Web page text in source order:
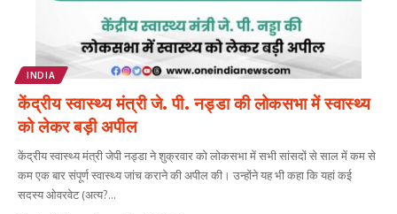
INDIA
केंद्रीय स्वास्थ्य मंत्री जे. पी. नड्डा की लोकसभा में स्वास्थ्य
को लेकर बड़ी अपील
केंद्रीय स्वास्थ्य मंत्री जेपी नड्डा ने शुक्रवार को लोकसभा में सभी सांसदों से साल में कम से
कम एक बार संपूर्ण स्वास्थ्य जांच कराने की अपील की। उन्होंने यह भी कहा कि यहां कई
सदस्य ओवरवेट (अत्य?...